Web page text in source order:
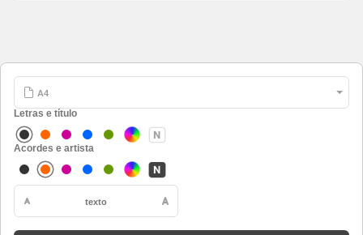
Letras e título
Acordes e artista
texto